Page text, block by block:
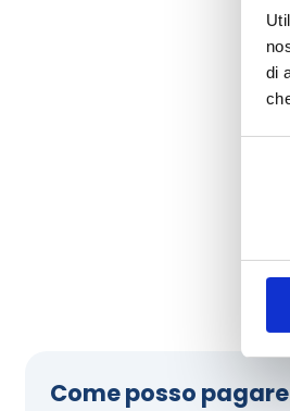
di
Come posso